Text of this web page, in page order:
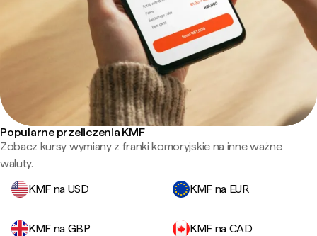
Popularne przeliczenia KMF
Zobacz kursy wymiany z franki komoryjskie na inne ważne
waluty.
KMF na USD
KMF na EUR
KMF na GBP KMF na CAD